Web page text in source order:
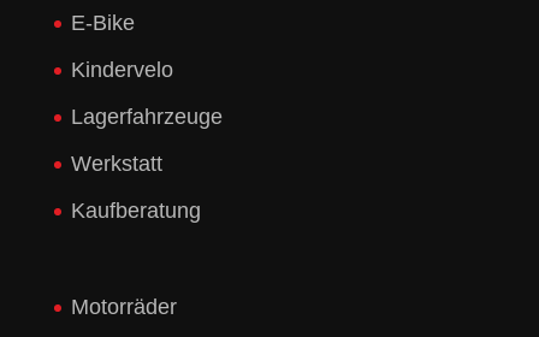
E-Bike
Kindervelo
Lagerfahrzeuge
Werkstatt
Kaufberatung
Motorräder